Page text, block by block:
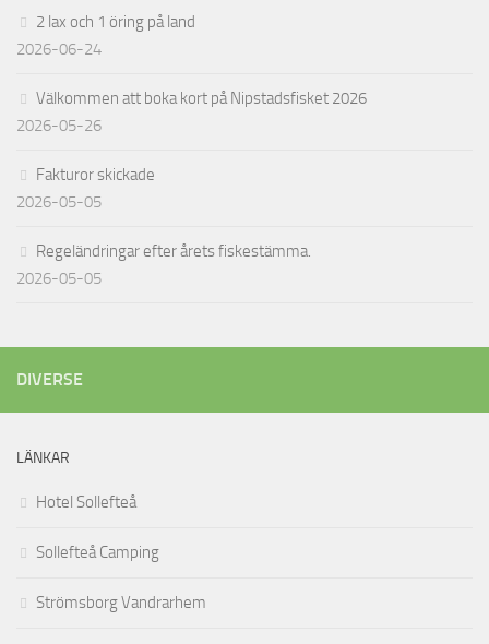
2 lax och 1 öring på land
2026-06-24
Välkommen att boka kort på Nipstadsfisket 2026
2026-05-26
Fakturor skickade
2026-05-05
Regeländringar efter årets fiskestämma.
2026-05-05
DIVERSE
LÄNKAR
Hotel Sollefteå
Sollefteå Camping
Strömsborg Vandrarhem